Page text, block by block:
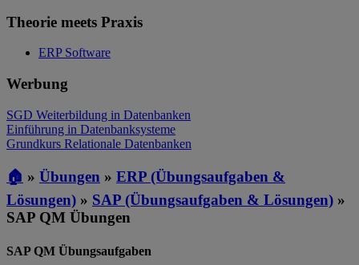
Theorie meets Praxis
ERP Software
Werbung
SGD Weiterbildung in Datenbanken
Einführung in Datenbanksysteme
Grundkurs Relationale Datenbanken
🏠 » Übungen » ERP (Übungsaufgaben &
Lösungen) » SAP (Übungsaufgaben & Lösungen) »
SAP QM Übungen
SAP QM Übungsaufgaben